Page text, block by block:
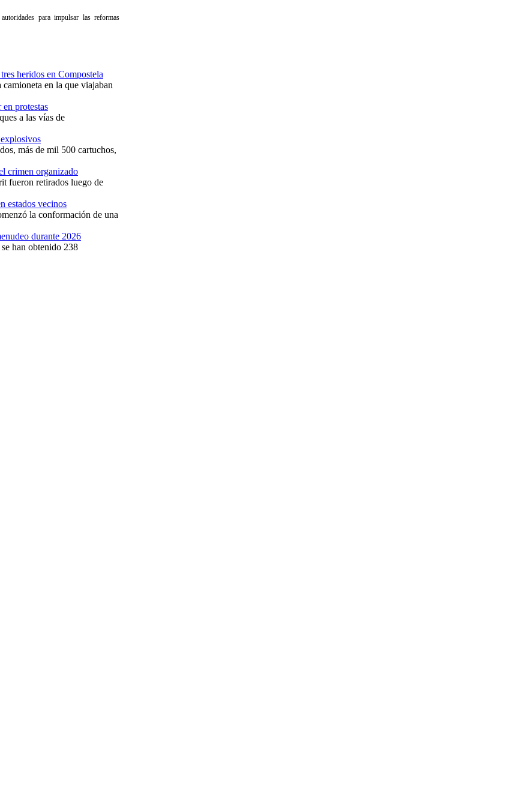
para impulsar las reformas
heridos en Compostela
en la que viajaban
protestas
a las vías de
más de mil 500 cartuchos,
crimen organizado
fueron retirados luego de
estados vecinos
la conformación de una
durante 2026
han obtenido 238